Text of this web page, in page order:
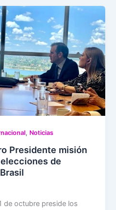
, Noticias
Presidente misión
de
de octubre preside los